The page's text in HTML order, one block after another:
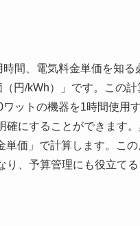
間、電気料金単価を知
円/kWh）」です。この
ットの機器を1時間使用
にすることができます
価」で計算します。こ
、予算管理にも役立てる